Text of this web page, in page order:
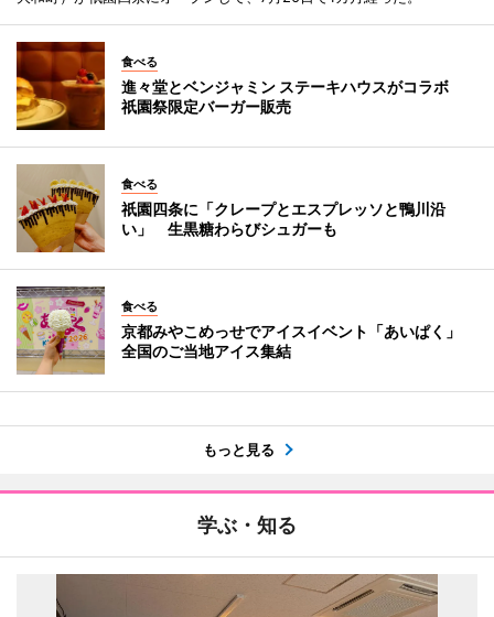
食べる
進々堂とベンジャミン ステーキハウスがコラボ
祇園祭限定バーガー販売
食べる
祇園四条に「クレープとエスプレッソと鴨川沿
い」 生黒糖わらびシュガーも
食べる
京都みやこめっせでアイスイベント「あいぱく」
全国のご当地アイス集結
もっと見る
学ぶ・知る